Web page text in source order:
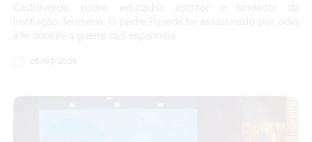
Castroverde, padre, educador, escritor e fundador da
Instituição Teresiana. O padre Poveda foi assassinado por ódio
à fé durante a guerra civil espanhola.
28/07/2026